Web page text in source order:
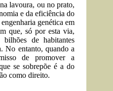
lavoura, ou no prato,
e da eficiência do
genética em
que, só por esta via,
de habitantes
No entanto, quando a
de promover a
se sobrepõe é a do
como direito.